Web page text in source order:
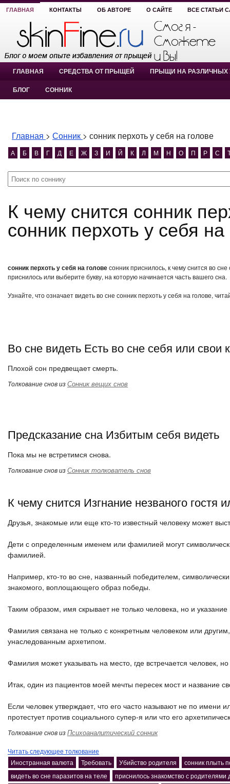
ГЛАВНАЯ КОНТАКТЫ ОБ АВТОРЕ О САЙТЕ ВСЕ СТАТЬИ
ГЛАВНАЯ СРЕДСТВА ОТ ПРЫЩЕЙ ПРЫЩИ НА РАЗЛИЧНЫХ
БЛОГ СОННИК
Главная > Сонник > сонник перхоть у себя на голове
А Б В Г Д Е Ж З И Й К Л М Н О П Р С
К чему снится сонник перхоть у себя на голове?
сонник перхоть у себя
сонник перхоть у себя на головесонник приснилось, к чему снится во
приснилось или выберите букву, на которую начинается часть вашего сна.
Узнайте, что означает видеть во сне сонник перхоть у себя на голове,
Во сне видеть Есть во сне себя или свои
Плохой сон предвещает смерть.
Толкование снов изСонник вещих снов
Предсказание сна Избитым себя видеть
Пока мы не встретимся снова.
Толкование снов изСонник толкователь снов
К чему снится Изгнание незваного
Друзья, знакомые или еще кто-то известный человеку может
Дети с определенным именем или фамилией могут
фамилией.
Например, кто-то во сне, названный победителем,
знакомого, воплощающего образ победы.
Таким образом, имя скрывает не только человека, но и указание
Фамилия связана не только с конкретным человеком или
унаследованным архетипом.
Фамилия может указывать на место, где встречается человек,
Итак, один из пациентов моей мечты пересек мост и название
Если человек утверждает, что его часто называют не по
протестует против социального супер-я или что его
Толкование снов изПсихоаналитический сонник
Читать следующее толкование
Иностранная валюта
Требовать Убийство родителя
сонник плыть
видеть во сне паразитов на теле
приснилось знакомство с родителями